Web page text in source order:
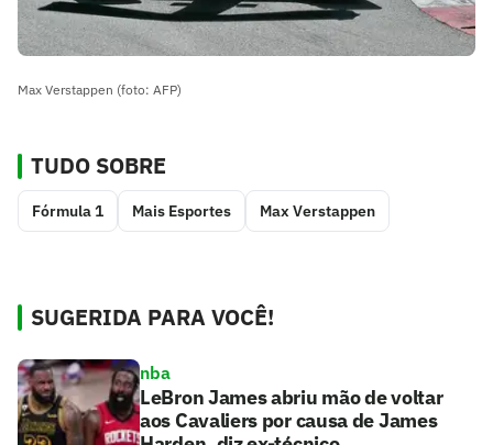
Max Verstappen (foto: AFP)
TUDO SOBRE
Fórmula 1 Mais Esportes Max Verstappen
SUGERIDA PARA VOCÊ!
nba
LeBron James abriu mão de voltar
aos Cavaliers por causa de James